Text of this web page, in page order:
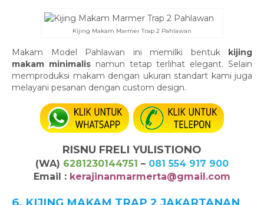
Kijing Makam Marmer Trap 2 Pahlawan
Makam Model Pahlawan ini memilki bentuk kijing
makam minimalisnamun tetap terlihat elegant. Selain
memproduksi makam dengan ukuran standart kami juga
melayani pesanan dengan custom design.
RISNU FRELI YULISTIONO
(WA) 6281230144751 – 081 554 917 900
Email : kerajinanmarmerta@gmail.com